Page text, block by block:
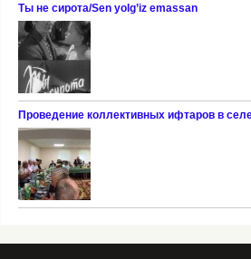
Ты не сирота/Sen yolg’iz emassan
Проведение коллективных ифтаров в